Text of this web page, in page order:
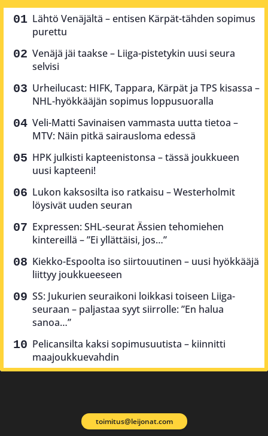
Lähtö Venäjältä – entisen Kärpät-tähden sopimus
purettu
Venäjä jäi taakse – Liiga-pistetykin uusi seura
selvisi
Urheilucast: HIFK, Tappara, Kärpät ja TPS kisassa –
NHL-hyökkääjän sopimus loppusuoralla
Veli-Matti Savinaisen vammasta uutta tietoa –
MTV: Näin pitkä sairausloma edessä
HPK julkisti kapteenistonsa – tässä joukkueen
uusi kapteeni!
Lukon kaksosilta iso ratkaisu – Westerholmit
löysivät uuden seuran
Expressen: SHL-seurat Ässien tehomiehen
kintereillä – ”Ei yllättäisi, jos…”
Kiekko-Espoolta iso siirtouutinen – uusi hyökkääjä
liittyy joukkueeseen
SS: Jukurien seuraikoni loikkasi toiseen Liiga-
seuraan – paljastaa syyt siirrolle: ”En halua
sanoa…”
Pelicansilta kaksi sopimusuutista – kiinnitti
maajoukkuevahdin
toimitus@leijonat.com